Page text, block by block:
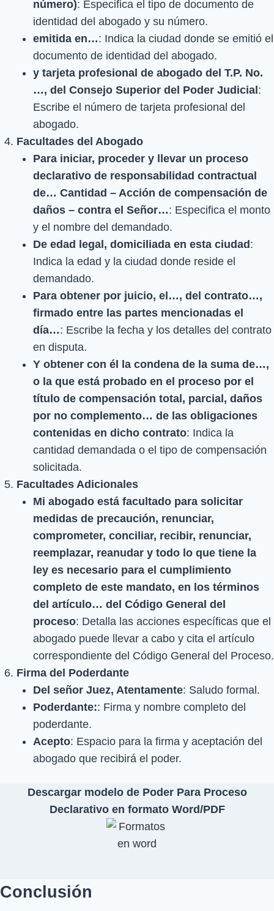
número): Especifica el tipo de documento de
identidad del abogado y su número.
emitida en…: Indica la ciudad donde se emitió el
documento de identidad del abogado.
y tarjeta profesional de abogado del T.P. No.
…, del Consejo Superior del Poder Judicial:
Escribe el número de tarjeta profesional del
abogado.
Facultades del Abogado
Para iniciar, proceder y llevar un proceso
declarativo de responsabilidad contractual
de… Cantidad – Acción de compensación de
daños – contra el Señor…: Especifica el monto
y el nombre del demandado.
De edad legal, domiciliada en esta ciudad:
Indica la edad y la ciudad donde reside el
demandado.
Para obtener por juicio, el…, del contrato…,
firmado entre las partes mencionadas el
día…: Escribe la fecha y los detalles del contrato
en disputa.
Y obtener con él la condena de la suma de…,
o la que está probado en el proceso por el
título de compensación total, parcial, daños
por no complemento… de las obligaciones
contenidas en dicho contrato: Indica la
cantidad demandada o el tipo de compensación
solicitada.
Facultades Adicionales
Mi abogado está facultado para solicitar
medidas de precaución, renunciar,
comprometer, conciliar, recibir, renunciar,
reemplazar, reanudar y todo lo que tiene la
ley es necesario para el cumplimiento
completo de este mandato, en los términos
del artículo… del Código General del
proceso: Detalla las acciones específicas que el
abogado puede llevar a cabo y cita el artículo
correspondiente del Código General del Proceso.
Firma del Poderdante
Del señor Juez, Atentamente: Saludo formal.
Poderdante:: Firma y nombre completo del
poderdante.
Acepto: Espacio para la firma y aceptación del
abogado que recibirá el poder.
Descargar modelo de Poder Para Proceso
Declarativo en formato Word/PDF
Conclusión